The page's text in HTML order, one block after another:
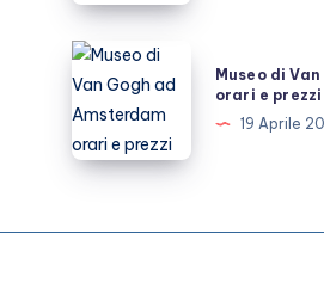
orari
prezzi
e
come
arrivare
Museo
di
Van
Gogh
ad
orari
Museo di
orari e prezzi
19 Aprile